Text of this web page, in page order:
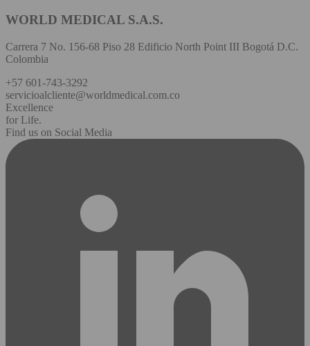
WORLD MEDICAL S.A.S.
Carrera 7 No. 156-68 Piso 28 Edificio North Point III Bogotá D.C.
Colombia
+57 601-743-3292
servicioalcliente@worldmedical.com.co
Excellence
for Life.
Find us on Social Media